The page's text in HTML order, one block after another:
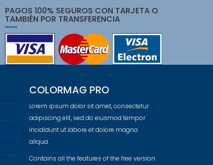
PAGOS 100% SEGUROS CON TARJETA O
TAMBIÉN POR TRANSFERENCIA
COLORMAG PRO
Lorem ipsum dolor sit amet, consectetur
adipiscing elit, sed do eiusmod tempor
incididunt ut labore et dolore magna
aliqua.
Contains all the features of the free version